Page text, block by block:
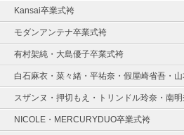
Kansai卒業式袴
モダンアンテナ卒業式袴
有村架純・大島優子卒業式袴
白石麻衣・菜々緒・平祐奈・假屋崎省吾・
スザンヌ・押切もえ・トリンドル玲奈・南
NICOLE・MERCURYDUO卒業式袴